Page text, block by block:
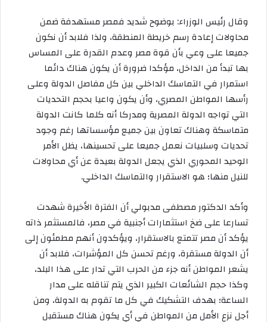
وقال رئيس الوزراء: بوضوح شديد فمصر مستهدفة ضمن
محاولات إعادة رسم خريطة المنطقة، ولذا فلابد أن نكون
جميعا على وعي بأن قوة مصر وعدم القدرة على المساس
بها تبدأ من الداخل، مؤكدا ضرورة أن يكون هناك دائما
استمرار في التماسك الداخلي بين كل مفاصل الدولة وعلى
رأسها المواطن المصري، وأن يكون واعيا بحجم التحديات
التي تواجه الدولة المصرية ومدركا أنه كلما كانت الدولة
متماسكة وهناك تعاون بين جميع مؤسساتها رغم وجود
تحديات وسلبيات نعمل جميعا على تحسينها، يظل الأمر
الوحيد المحوري الذي يجعل الدولة بعيدة عن أي محاولات
للنيل منها؛ هو الاستقرار والتماسك الداخلي.
وأكد الدكتور مصطفى مدبولي أن الفترة الأخيرة شهدت
تسارعا على ضخ استثمارات أجنبية في مصر، فالمستثمر ذاته
يؤكد أن مصر تتمتع بالاستقرار، ويؤكدون أنهم مطمئون إلى
أن الدولة مستقرة، ورغم تحسن كل المؤشرات، فلابد أن
يشعر المواطن أنه جزء من الحرب التي تدار على هذا البلد،
وكذا حجم الشائعات الكبير الذي يتم تناقله على مدار
الساعة؛ بهدف التشكيك في كل ما تقوم به الدولة، ومن
أجل نزع الأمل من المواطن في أي يكون هناك مستقبل